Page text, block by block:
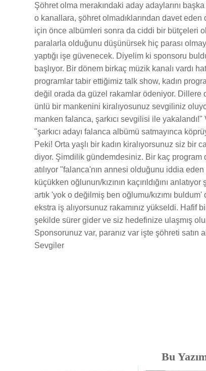
Şöhret olma merakındaki aday adaylarını
o kanallara, şöhret olmadıklarından davet eden
için önce albümleri sonra da ciddi bir bütçeleri
paralarla olduğunu düşünürsek hiç parası
yaptığı işe güvenecek. Diyelim ki sponsoru
başlıyor. Bir dönem birkaç müzik kanalı vardı
programlar tabir ettiğimiz talk show, kadın
değil orada da güzel rakamlar ödeniyor. Dillere
ünlü bir mankenini kiralıyosunuz sevgiliniz
manken falanca, şarkıcı sevgilisi ile
"şarkıcı adayı falanca albümü satmayınca
Peki! Orta yaşlı bir kadın kiralıyorsunuz siz bir
diyor. Şimdilik gündemdesiniz. Bir kaç program
atılıyor "falanca'nın annesi olduğunu iddia
küçükken oğlunun/kızının kaçırıldığını
artık 'yok o değilmiş ben oğlumu/kızımı
ekstra iş alıyorsunuz rakamınız yükseldi. Hafif
şekilde sürer gider ve siz hedefinize ulaşmış
Sponsorunuz var, paranız var işte şöhreti satın
Sevgiler
Bu